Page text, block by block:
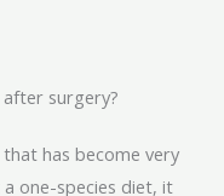
surgery?
has become very
one-species diet, it